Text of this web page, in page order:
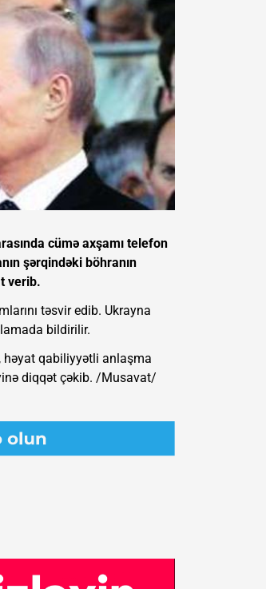
cümə axşamı telefon
şərqindəki böhranın
verib.
təsvir edib. Ukrayna
bildirilir.
həyat qabiliyyətli anlaşma
diqqət çəkib. /Musavat/